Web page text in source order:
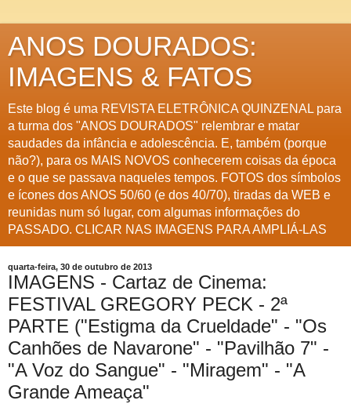
ANOS DOURADOS:
IMAGENS & FATOS
Este blog é uma REVISTA ELETRÔNICA QUINZENAL para
a turma dos "ANOS DOURADOS" relembrar e matar
saudades da infância e adolescência. E, também (porque
não?), para os MAIS NOVOS conhecerem coisas da época
e o que se passava naqueles tempos. FOTOS dos símbolos
e ícones dos ANOS 50/60 (e dos 40/70), tiradas da WEB e
reunidas num só lugar, com algumas informações do
PASSADO. CLICAR NAS IMAGENS PARA AMPLIÁ-LAS
quarta-feira, 30 de outubro de 2013
IMAGENS - Cartaz de Cinema:
FESTIVAL GREGORY PECK - 2ª
PARTE ("Estigma da Crueldade" - "Os
Canhões de Navarone" - "Pavilhão 7" -
"A Voz do Sangue" - "Miragem" - "A
Grande Ameaça"